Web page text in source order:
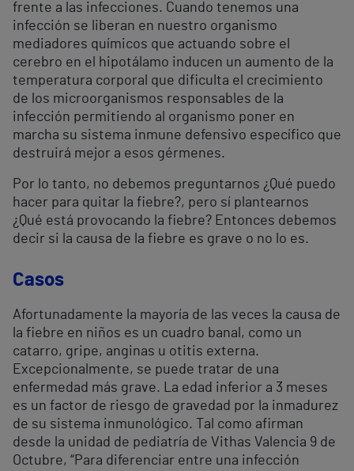
frente a las infecciones. Cuando tenemos una
infección se liberan en nuestro organismo
mediadores químicos que actuando sobre el
cerebro en el hipotálamo inducen un aumento de la
temperatura corporal que dificulta el crecimiento
de los microorganismos responsables de la
infección permitiendo al organismo poner en
marcha su sistema inmune defensivo específico que
destruirá mejor a esos gérmenes.
Por lo tanto, no debemos preguntarnos ¿Qué puedo
hacer para quitar la fiebre?, pero sí plantearnos
¿Qué está provocando la fiebre? Entonces debemos
decir si la causa de la fiebre es grave o no lo es.
Casos
Afortunadamente la mayoría de las veces la causa de
la fiebre en niños es un cuadro banal, como un
catarro, gripe, anginas u otitis externa.
Excepcionalmente, se puede tratar de una
enfermedad más grave. La edad inferior a 3 meses
es un factor de riesgo de gravedad por la inmadurez
de su sistema inmunológico. Tal como afirman
desde la unidad de pediatría de Vithas Valencia 9 de
Octubre, “Para diferenciar entre una infección